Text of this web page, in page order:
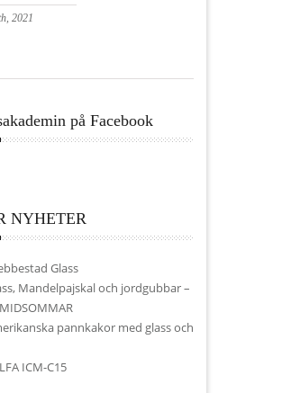
2021
på Facebook
NYHETER
Glass
Mandelpajskal och jordgubbar –
pannkakor med glass och
ICM-C15